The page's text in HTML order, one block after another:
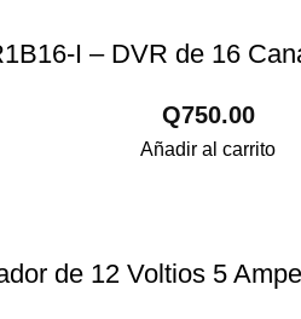
I – DVR de 16
Q750.00
Añadir al carrito
de 12 Voltios 5